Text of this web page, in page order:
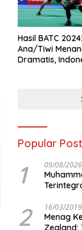
Hasil BATC 2024:
Ana/Tiwi
Dramatis,
Popular Post
1 09/08/2026
2 16/03/2019
Menag
Zealand: